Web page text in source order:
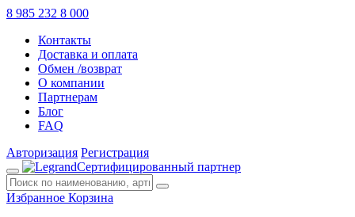
8 985 232 8 000
Контакты
Доставка и оплата
Обмен /возврат
О компании
Партнерам
Блог
FAQ
Авторизация Регистрация
Сертифицированный партнер
Избранное Корзина